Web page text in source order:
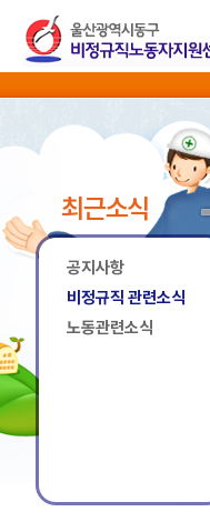
최근소식
공지사항
비정규직 관련소식
노동관련소식